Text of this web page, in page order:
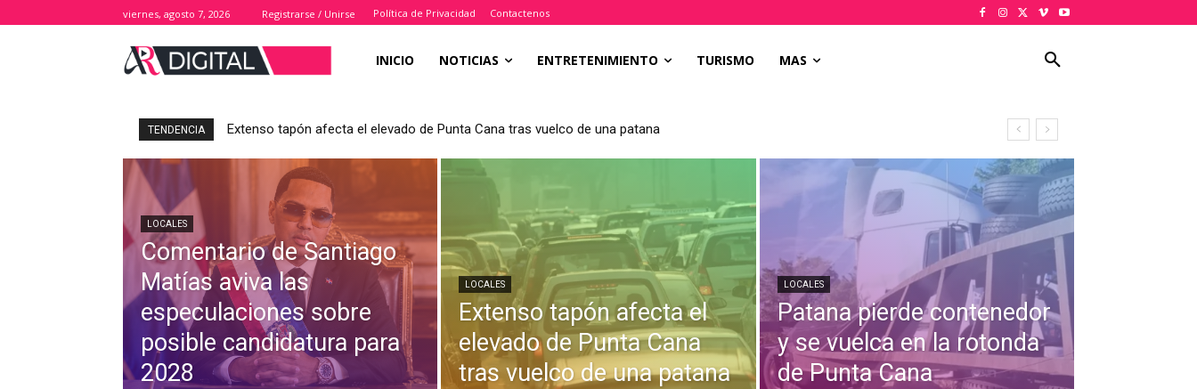
viernes, agosto 7, 2026 Registrarse / Unirse Política de Privacidad Contactenos
INICIO NOTICIAS ENTRETENIMIENTO TURISMO MAS
TENDENCIA Extenso tapón afecta el elevado de Punta Cana tras vuelco de una patana
LOCALES
Comentario de Santiago
Matías aviva las
especulaciones sobre
posible candidatura para
2028
LOCALES
Extenso tapón afecta el
elevado de Punta Cana
tras vuelco de una patana
LOCALES
Patana pierde contenedor
y se vuelca en la rotonda
de Punta Cana